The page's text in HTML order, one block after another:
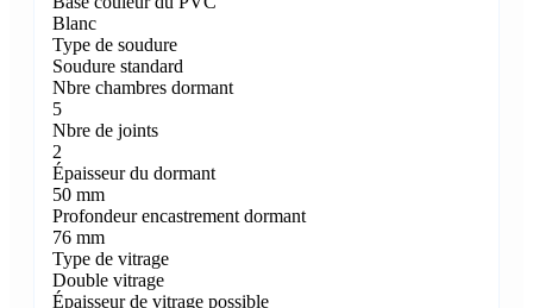
Blanc
Type de soudure
Soudure standard
Nbre chambres dormant
5
Nbre de joints
2
Épaisseur du dormant
50 mm
Profondeur encastrement dormant
76 mm
Type de vitrage
Double vitrage
Épaisseur de vitrage possible